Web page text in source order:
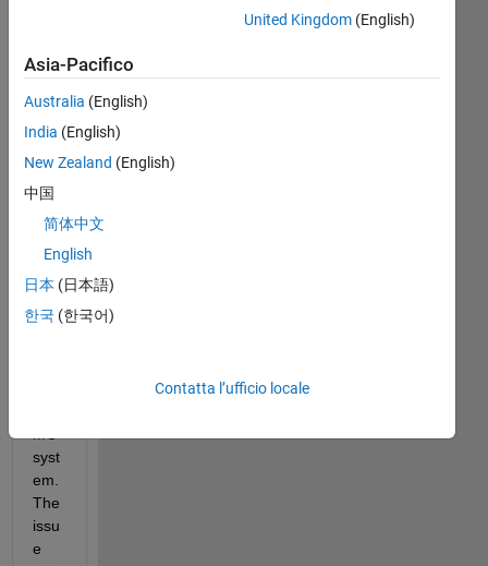
am
tryi
to
trai
n a
DD
PG
age
syst
em.
The
issu
e
United Kingdom(English)
Asia-Pacifico
Australia (English)
India (English)
New Zealand (English)
中国
简体中文
English
日本 (日本語)
한국 (한국어)
Contatta l’ufficio locale